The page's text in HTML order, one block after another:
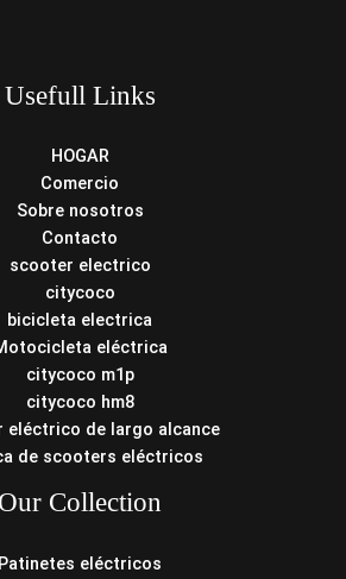
Usefull Links
HOGAR
Comercio
Sobre nosotros
Contacto
scooter electrico
citycoco
bicicleta electrica
eléctrica
citycoco m1p
citycoco hm8
eléctrico de largo alcance
de scooters eléctricos
Our Collection
Patinetes eléctricos